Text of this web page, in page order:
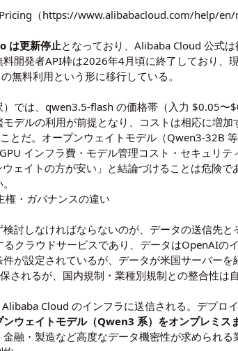
（https://www.alibabacloud.com/help/
は更新停止となっており、Alibaba Cloud 公式
開発者API枠は2026年4月頃に終了しており、
無料利用という形に移行している。
では、qwen3.5-flash の価格帯（入力 $0.05〜
デルの利用が前提となり、コストは相応に増加
ことだ。オープンウェイトモデル（Qwen3-32B
インフラ費・モデル管理コスト・セキュリテ
ェイトの方が安い」と結論づけることは危険で
権・ガバナンスの違い
討しなければならないのが、データの送信先と
るクラウドサービスであり、データはOpenAIの
が設定されているが、データが米国サーバー
されるが、国内規制・業種別規制との整合性
Alibaba Cloud のインフラに送信される。デプロ
ンウェイトモデル（Qwen3 系）をオンプレミス
融・製造など高度なデータ機密性が求められる